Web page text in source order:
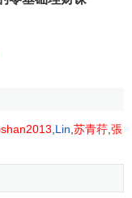
联邦基金利率将上
常数。泰勒在研究
年这段时间内与
Lin 苏青荇 張